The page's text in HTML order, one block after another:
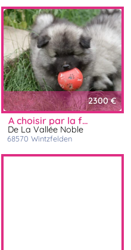
2300 €
a choisir par la famille avant vaccin et identific
De La Vallée Noble
68570 wintzfelden